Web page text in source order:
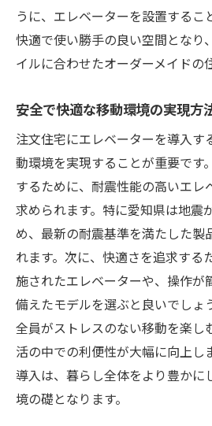
うに、エレベーターを設置するこ
快適で使い勝手の良い空間となり
イルに合わせたオーダーメイドの
安全で快適な移動環境の実現方
注文住宅にエレベーターを導入す
動環境を実現することが重要です
するために、耐震性能の高いエレ
求められます。特に愛知県は地震
め、最新の耐震基準を満たした製
れます。次に、快適さを追求する
施されたエレベーターや、操作が
備えたモデルを選ぶと良いでしょ
全員がストレスのない移動を楽し
活の中での利便性が大幅に向上し
導入は、暮らし全体をより豊かに
境の礎となります。